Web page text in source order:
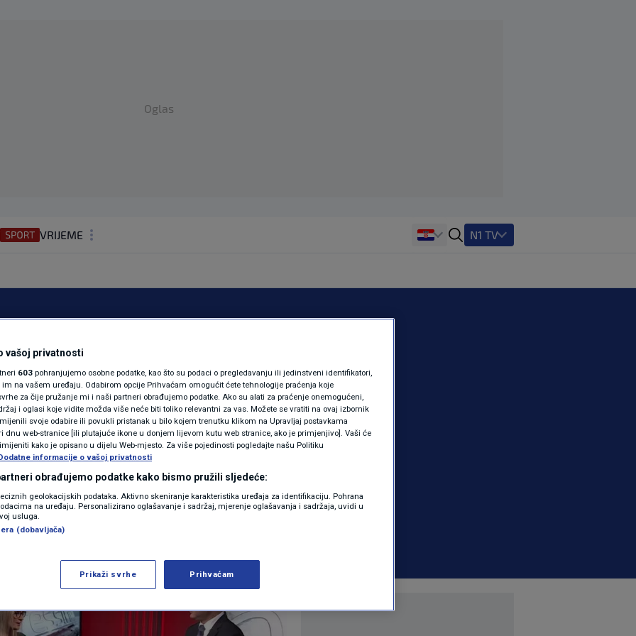
Oglas
VRIJEME
REGIJA
MAGAZIN
KOLUMNE
N1(DIS)INFO
KLIMATSKE PROMJENE
FOTO
VIDEO
N1 TV
njegovatelja
ugovora
20:39 VIJESTI 0 komentara
Više
vašoj privatnosti
603 pohranjujemo osobne podatke, kao što su podaci o pregledavanju ili jedinstveni identifikatori,
na vašem uređaju. Odabirom opcije Prihvaćam omogućit ćete tehnologije praćenja koje
za čije pružanje mi i naši partneri obrađujemo podatke. Ako su alati za praćenje onemogućeni,
i oglasi koje vidite možda više neće biti toliko relevantni za vas. Možete se vratiti na ovaj izbornik
svoje odabire ili povukli pristanak u bilo kojem trenutku klikom na Upravljaj postavkama
dnu web-stranice [ili plutajuće ikone u donjem lijevom kutu web stranice, ako je primjenjivo]. Vaši će
kako je opisano u dijelu Web-mjesto. Za više pojedinosti pogledajte našu Politiku
informacije o vašoj privatnosti
obrađujemo podatke kako bismo pružili sljedeće:
geolokacijskih podataka. Aktivno skeniranje karakteristika uređaja za identifikaciju. Pohrana
na uređaju. Personalizirano oglašavanje i sadržaj, mjerenje oglašavanja i sadržaja, uvidi u
usluga.
(dobavljača)
Prikaži svrhe Prihvaćam